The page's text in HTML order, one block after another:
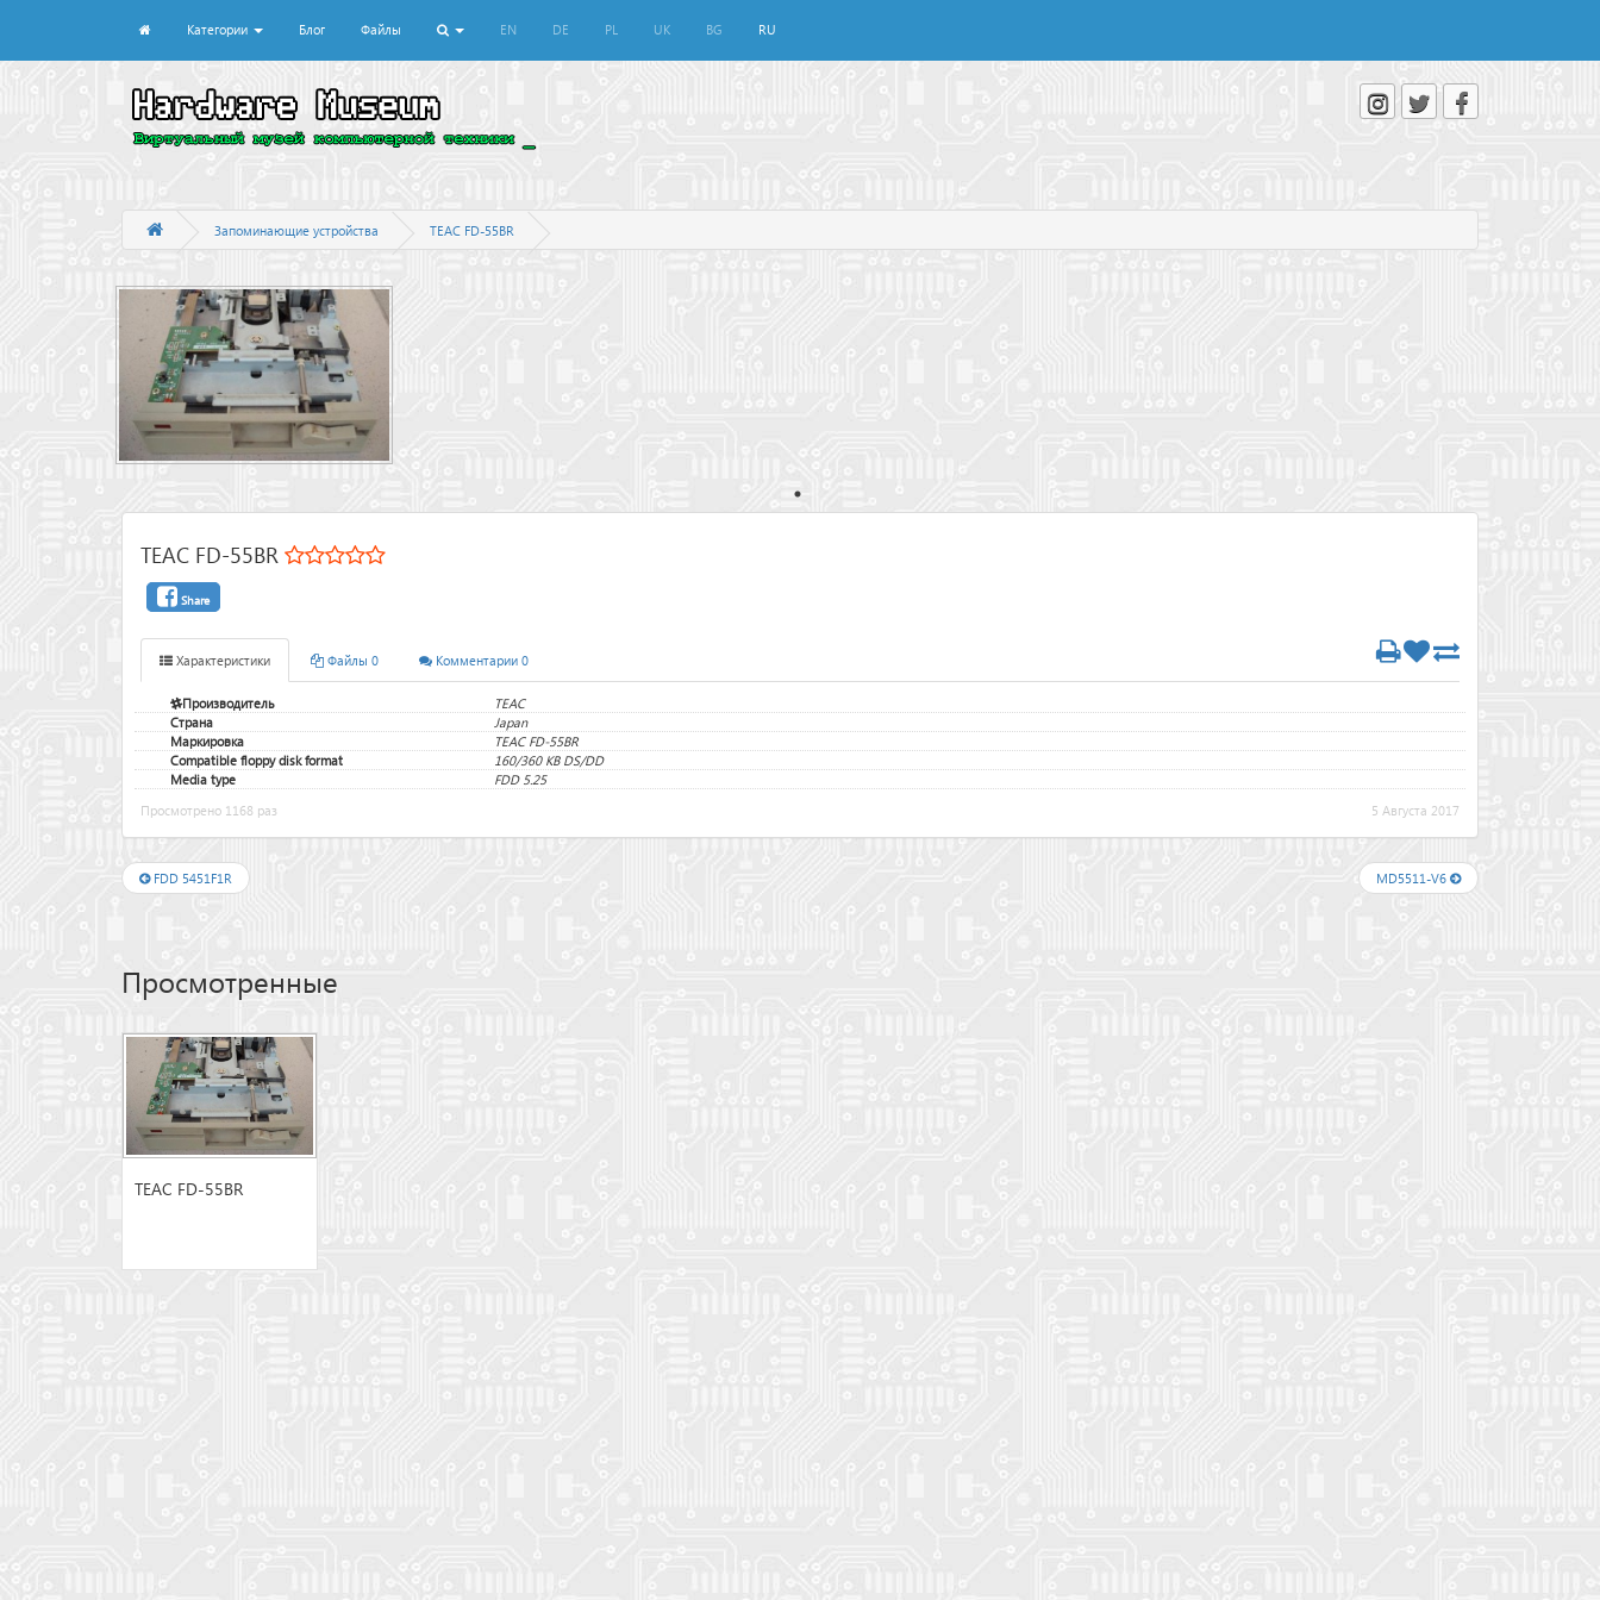
Категории Блог Файлы EN DE PL UK BG RU
Запоминающие устройства TEAC FD-55BR
TEAC FD-55BR
Share
Характеристики Файлы 0 Комментарии 0
Производитель
TEAC
Страна
Japan
Маркировка
TEAC FD-55BR
Compatible floppy disk format
160/360 KB DS/DD
Media type
FDD 5.25
Просмотрено 1168 раз
5 Августа 2017
FDD 5451F1R MD5511-V6
Просмотренные
TEAC FD-55BR